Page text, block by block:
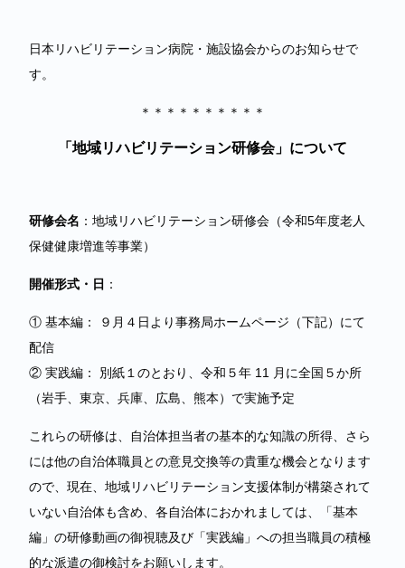
日本リハビリテーション病院・施設協会からのお知らせで
す。
＊＊＊＊＊＊＊＊＊＊
「地域リハビリテーション研修会」について
研修会名 ：地域リハビリテーション研修会（令和5年度老人
保健健康増進等事業）
開催形式・日 ：
① 基本編： ９月４日より事務局ホームページ（下記）にて
配信
② 実践編： 別紙１のとおり、令和５年 11 月に全国５か所
（岩手、東京、兵庫、広島、熊本）で実施予定
これらの研修は、自治体担当者の基本的な知識の所得、さら
には他の自治体職員との意見交換等の貴重な機会となります
ので、現在、地域リハビリテーション支援体制が構築されて
いない自治体も含め、各自治体におかれましては、「基本
編」の研修動画の御視聴及び「実践編」への担当職員の積極
的な派遣の御検討をお願いします。